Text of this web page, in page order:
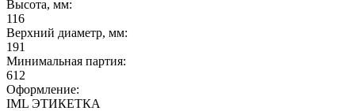
Высота, мм:
116
Верхний диаметр, мм:
191
Минимальная партия:
612
Оформление:
IML ЭТИКЕТКА